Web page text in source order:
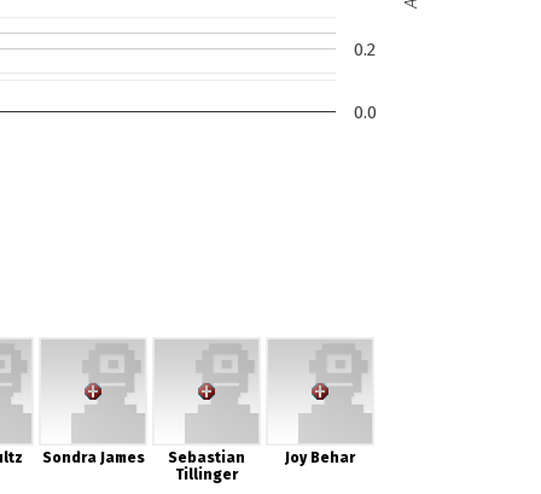
0.0
0.2
Sondra James
Sebastian
Tillinger
Joy Behar